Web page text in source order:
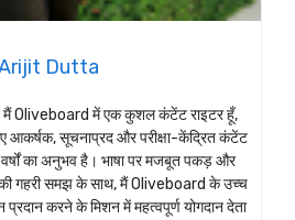
Dutta
मैं Oliveboard में एक कुशल कंटेंट राइटर हूँ,
आकर्षक, सूचनाप्रद और परीक्षा-केंद्रित कंटेंट
का अनुभव है। भाषा पर मजबूत पकड़ और
की गहरी समझ के साथ, मैं Oliveboard के उच्च
प्रदान करने के मिशन में महत्वपूर्ण योगदान देता